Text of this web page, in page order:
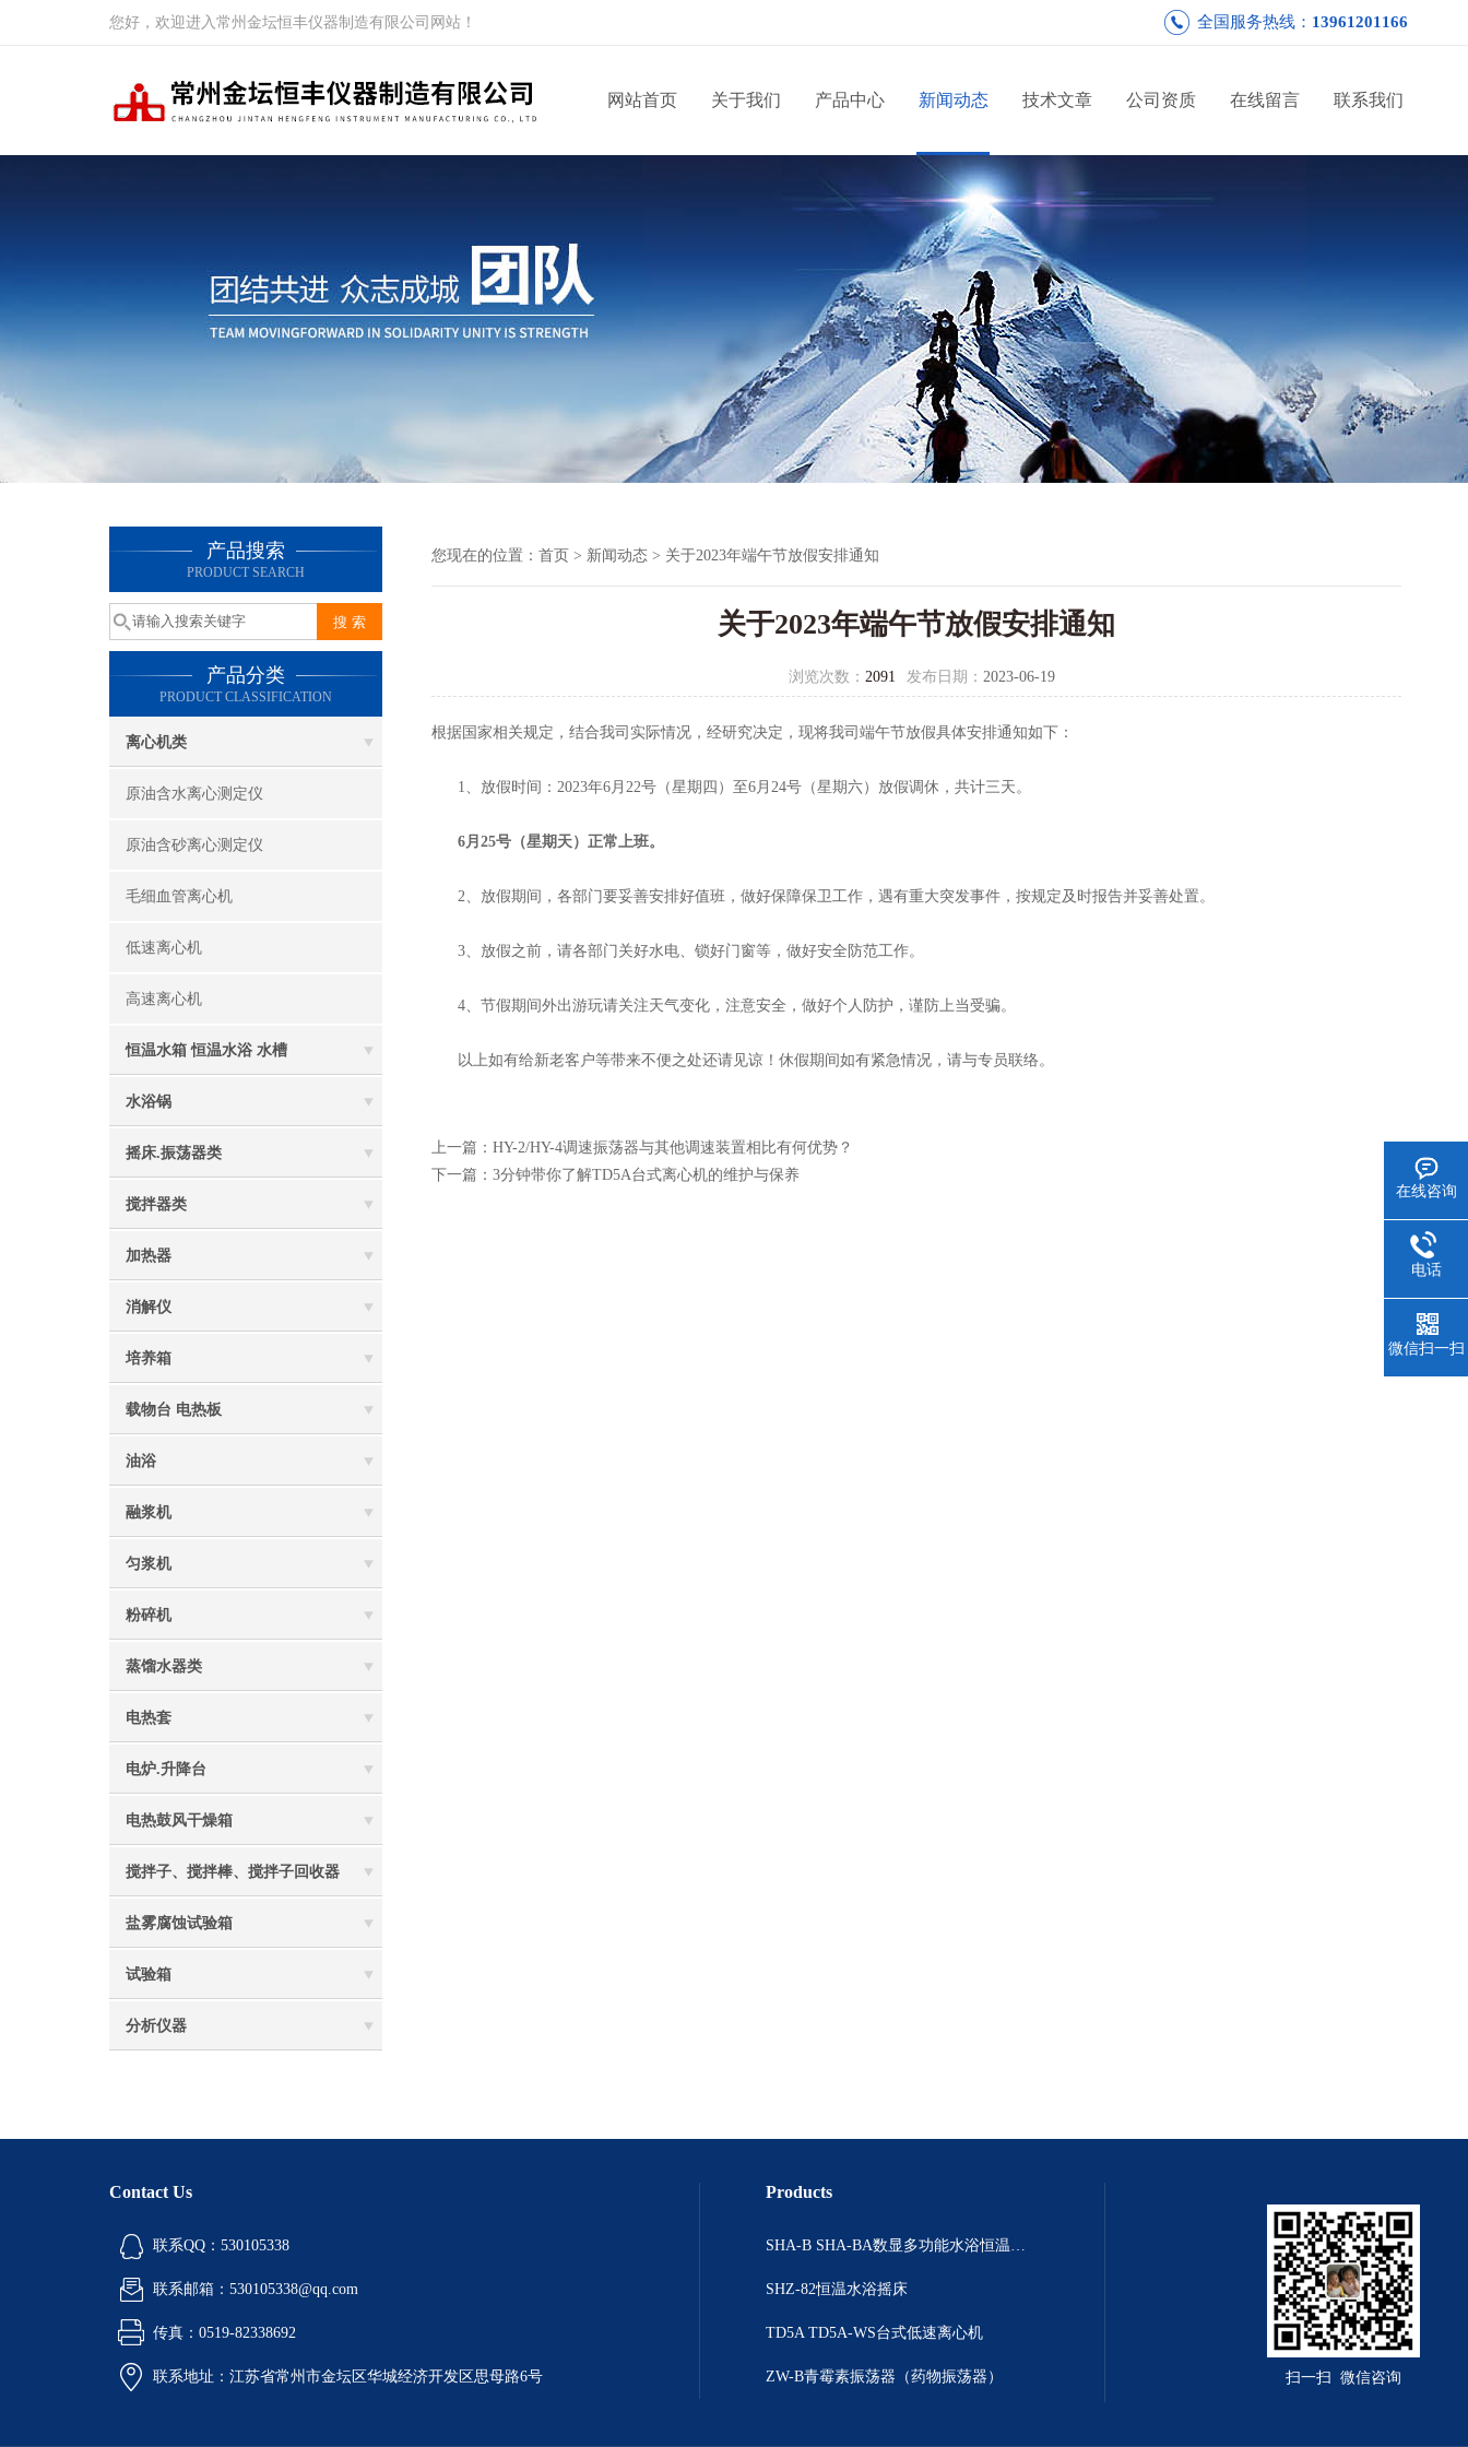
您好，欢迎进入常州金坛恒丰仪器制造有限公司网站！ 全国服务热线： 13961201166
网站首页 关于我们 产品中心 新闻动态 技术文章 公司资质 在线留言 联系我们
产品搜索
PRODUCT SEARCH
产品分类
PRODUCT CLASSIFICATION
离心机类
原油含水离心测定仪
原油含砂离心测定仪
毛细血管离心机
低速离心机
高速离心机
恒温水箱 恒温水浴 水槽
水浴锅
摇床.振荡器类
搅拌器类
加热器
消解仪
培养箱
载物台 电热板
油浴
融浆机
匀浆机
粉碎机
蒸馏水器类
电热套
电炉.升降台
电热鼓风干燥箱
搅拌子、搅拌棒、搅拌子回收器
盐雾腐蚀试验箱
试验箱
分析仪器
您现在的位置： 首页 > 新闻动态 > 关于2023年端午节放假安排通知
关于2023年端午节放假安排通知
浏览次数： 2091 发布日期： 2023-06-19
根据国家相关规定，结合我司实际情况，经研究决定，现将我司端午节放假具体安排通知如下：
1、放假时间：2023年6月22号（星期四）至6月24号（星期六）放假调休，共计三天。
6月25号（星期天）正常上班。
2、放假期间，各部门要妥善安排好值班，做好保障保卫工作，遇有重大突发事件，按规定及时报告并妥善处置。
3、放假之前，请各部门关好水电、锁好门窗等，做好安全防范工作。
4、节假期间外出游玩请关注天气变化，注意安全，做好个人防护，谨防上当受骗。
以上如有给新老客户等带来不便之处还请见谅！休假期间如有紧急情况，请与专员联络。
上一篇： HY-2/HY-4调速振荡器与其他调速装置相比有何优势？
下一篇： 3分钟带你了解TD5A台式离心机的维护与保养
Contact Us
联系QQ：530105338
联系邮箱：530105338@qq.com
传真：0519-82338692
联系地址：江苏省常州市金坛区华城经济开发区思母路6号
Products
SHA-B SHA-BA数显多功能水浴恒温振荡器
SHZ-82恒温水浴摇床
TD5A TD5A-WS台式低速离心机
ZW-B青霉素振荡器（药物振荡器） 扫一扫 微信咨询
在线咨询
电话
微信扫一扫